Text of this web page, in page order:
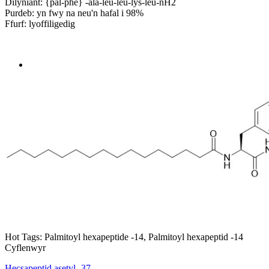
Purdeb: yn fwy na neu'n hafal i 98%
Ffurf: lyoffiligedig
Hot Tags: Palmitoyl hexapeptide -14, Palmitoyl hexapeptid -14
Cyflenwyr